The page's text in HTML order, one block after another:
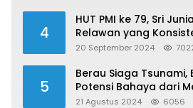
4
HUT PMI ke 79, Sri
Relawan yang
20 September 2024
5
Berau Siaga Tsunami,
Potensi Bahaya dari
Sulawesi
21 Agustus 2024 6056